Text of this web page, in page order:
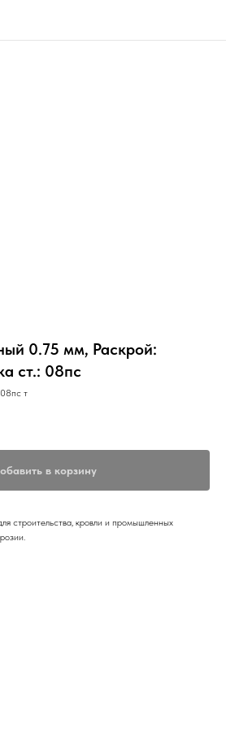
0.75 мм, Раскрой:
ст.: 08пс
т
в корзину
строительства, кровли и промышленных